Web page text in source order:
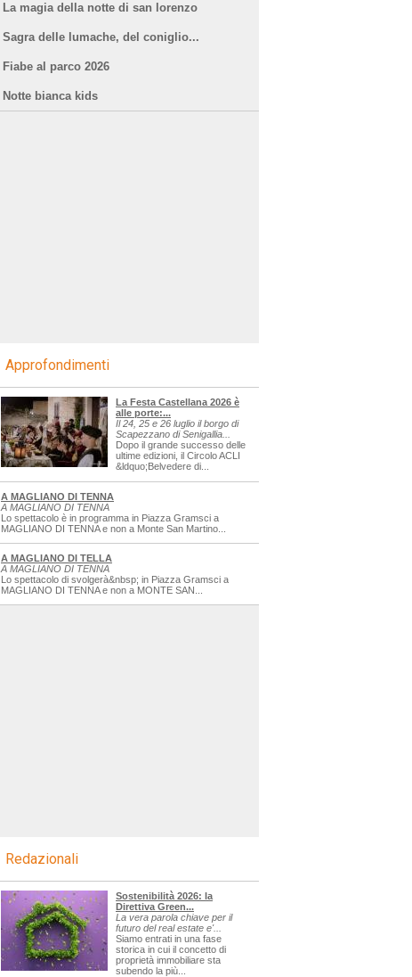
La magia della notte di san lorenzo
Sagra delle lumache, del coniglio...
Fiabe al parco 2026
Notte bianca kids
Approfondimenti
La Festa Castellana 2026 è
alle porte:...
Il 24, 25 e 26 luglio il borgo di
Scapezzano di Senigallia...
Dopo il grande successo delle
ultime edizioni, il Circolo ACLI
&ldquo;Belvedere di...
A MAGLIANO DI TENNA
A MAGLIANO DI TENNA
Lo spettacolo è in programma in Piazza Gramsci a
MAGLIANO DI TENNA e non a Monte San Martino...
A MAGLIANO DI TELLA
A MAGLIANO DI TENNA
Lo spettacolo di svolgerà&nbsp; in Piazza Gramsci a
MAGLIANO DI TENNA e non a MONTE SAN...
Redazionali
Sostenibilità 2026: la
Direttiva Green...
La vera parola chiave per il
futuro del real estate e'...
Siamo entrati in una fase
storica in cui il concetto di
proprietà immobiliare sta
subendo la più...